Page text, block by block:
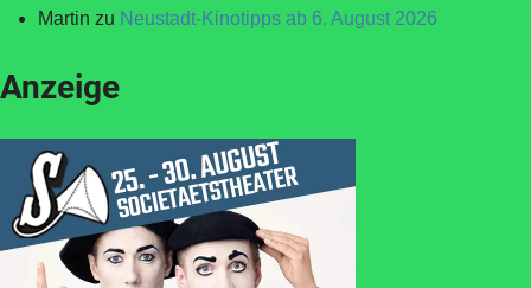
Martin zu Neustadt-Kinotipps ab 6. August 2026
Anzeige